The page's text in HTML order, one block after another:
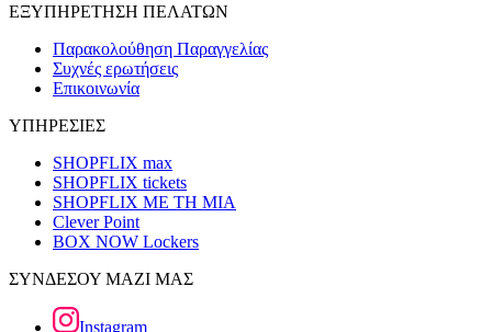
ΕΞΥΠΗΡΕΤΗΣΗ ΠΕΛΑΤΩΝ
Παρακολούθηση Παραγγελίας
Συχνές ερωτήσεις
Επικοινωνία
ΥΠΗΡΕΣΙΕΣ
SHOPFLIX max
SHOPFLIX tickets
SHOPFLIX ΜΕ ΤΗ ΜΙΑ
Clever Point
BOX NOW Lockers
ΣΥΝΔΕΣΟΥ ΜΑΖΙ ΜΑΣ
Instagram